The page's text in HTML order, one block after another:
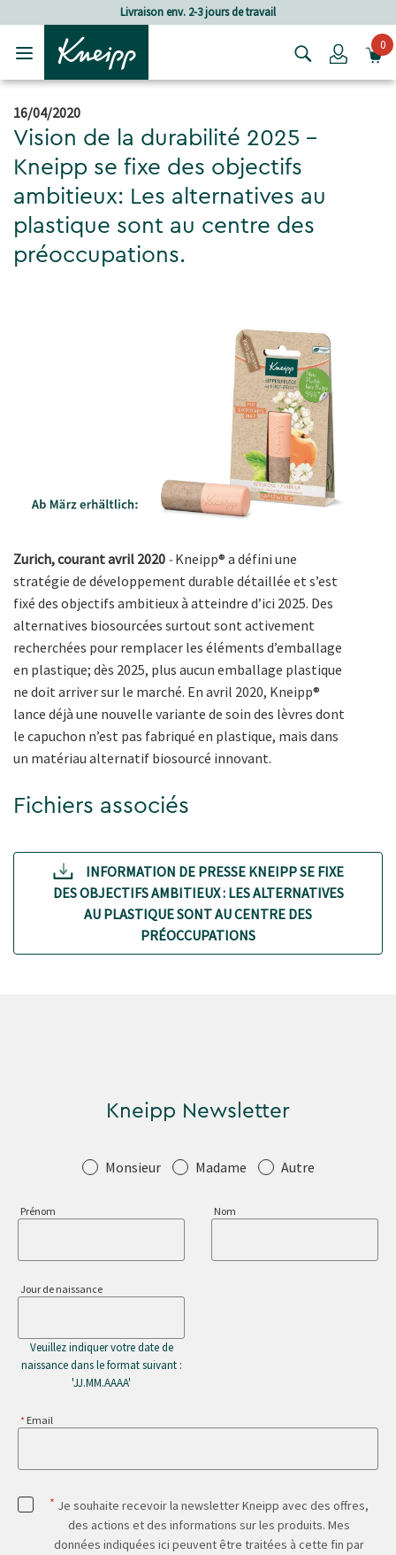
Passer au contenu principal
Passer au contenu du pied de page
Livraison env. 2-3 jours de travail
Login0
16/04/2020
Vision de la durabilité 2025 -
Kneipp se fixe des objectifs
ambitieux: Les alternatives au
plastique sont au centre des
préoccupations.
Zurich, courant avril 2020 -Kneipp® a défini une
stratégie de développement durable détaillée et s’est
fixé des objectifs ambitieux à atteindre d’ici 2025. Des
alternatives biosourcées surtout sont activement
recherchées pour remplacer les éléments d’emballage
en plastique; dès 2025, plus aucun emballage plastique
ne doit arriver sur le marché. En avril 2020, Kneipp®
lance déjà une nouvelle variante de soin des lèvres dont
le capuchon n’est pas fabriqué en plastique, mais dans
un matériau alternatif biosourcé innovant.
Fichiers associés
INFORMATION DE PRESSE KNEIPP SE FIXE
DES OBJECTIFS AMBITIEUX : LES ALTERNATIVES
AU PLASTIQUE SONT AU CENTRE DES
PRÉOCCUPATIONS
Kneipp Newsletter
SalutationMonsieur Madame Autre
Prénom Nom
Jour de naissance
Veuillez indiquer votre date de
naissance dans le format suivant :
'JJ.MM.AAAA'
Email
* Je souhaite recevoir la newsletter Kneipp avec des offres,
des actions et des informations sur les produits. Mes
données indiquées ici peuvent être traitées à cette fin par